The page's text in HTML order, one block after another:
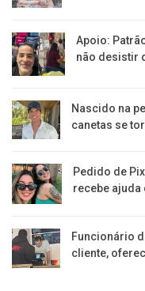
Apoio:
não desistir
Nascido na
canetas se
Pedido de
recebe ajuda
Funcionário
cliente,